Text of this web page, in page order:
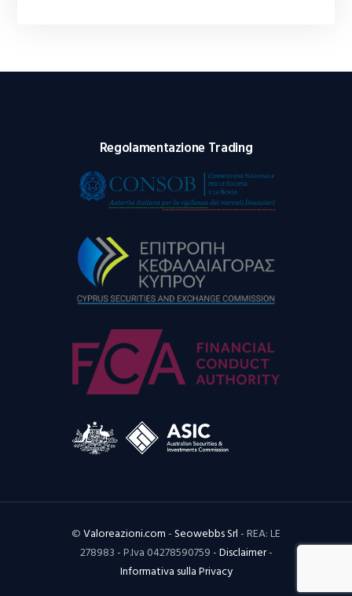
Regolamentazione Trading
©Valoreazioni.com-Seowebbs Srl- REA: LE
278983 - P.Iva 04278590759 -Disclaimer-
Informativa sulla Privacy